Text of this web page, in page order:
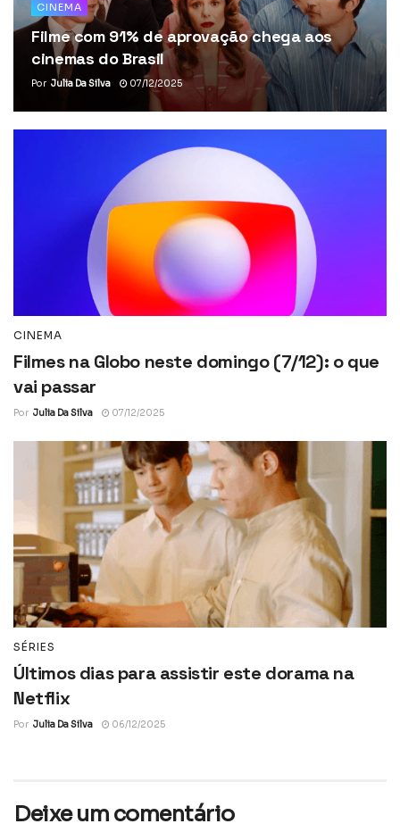
CINEMA
Filme com 91% de aprovação chega aos
cinemas do Brasil
Por Julia Da Silva 07/12/2025
CINEMA
Filmes na Globo neste domingo (7/12): o que
vai passar
Por Julia Da Silva 07/12/2025
SÉRIES
Últimos dias para assistir este dorama na
Netflix
Por Julia Da Silva 06/12/2025
Deixe um comentário